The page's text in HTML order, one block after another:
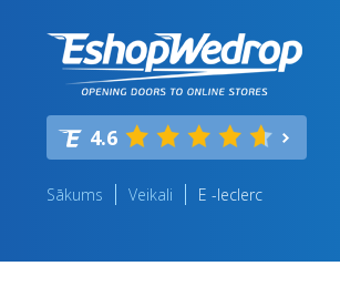
4.6
Sākums Veikali E -leclerc